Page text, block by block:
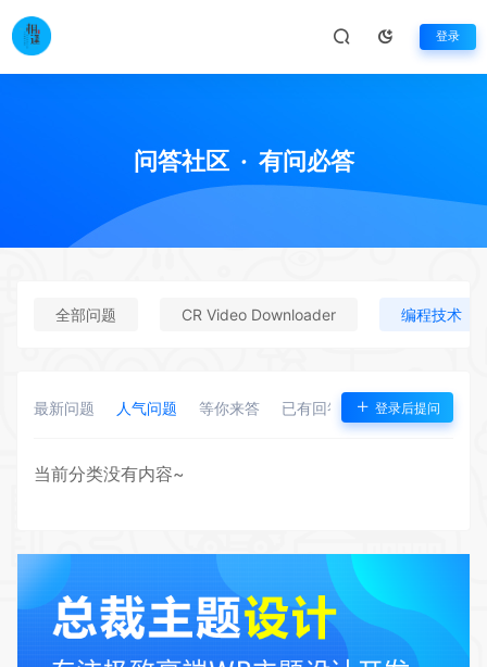
登录
问答社区 · 有问必答
全部问题 CR Video Downloader 编程技术
最新问题 人气问题 等你来答 已有回答 悬赏问题
登录后提问
当前分类没有内容~